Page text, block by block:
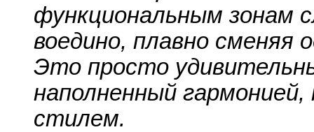
функциональным зонам
воедино, плавно сменяя
Это просто
наполненный
стилем.